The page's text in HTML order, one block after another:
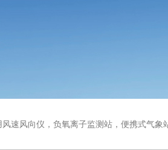
仪，负氧离子监测站，便携式气象站，水位监测